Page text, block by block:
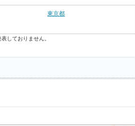
東京都
しておりません。